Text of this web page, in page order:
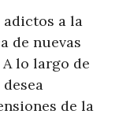
a la
de nuevas
lo largo de
de la